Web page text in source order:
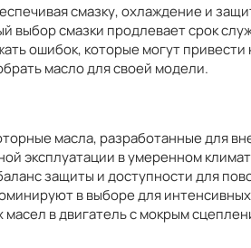
смазку, охлаждение и
выбор смазки продлевает срок
ошибок, которые могут
масло для своей модели.
масла, разработанные для
эксплуатации в умеренном
защиты и доступности для
в выборе для
в двигатель с мокрым